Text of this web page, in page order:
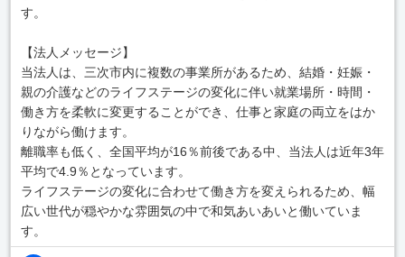
す。
【法人メッセージ】
当法人は、三次市内に複数の事業所があるため、結婚・妊娠・
親の介護などのライフステージの変化に伴い就業場所・時間・
働き方を柔軟に変更することができ、仕事と家庭の両立をはか
りながら働けます。
離職率も低く、全国平均が16％前後である中、当法人は近年3年
平均で4.9％となっています。
ライフステージの変化に合わせて働き方を変えられるため、幅
広い世代が穏やかな雰囲気の中で和気あいあいと働いていま
す。